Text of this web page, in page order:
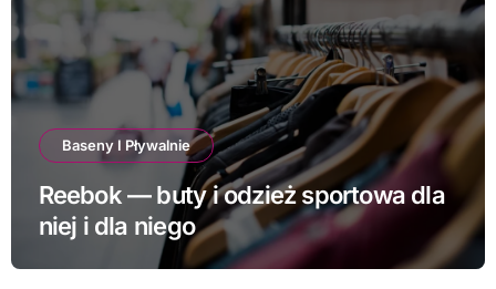
Baseny I Pływalnie
Reebok — buty i odzież sportowa dla
niej i dla niego